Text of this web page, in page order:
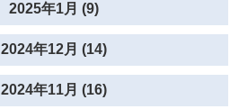
2025年1月 (9)
2024年12月 (14)
2024年11月 (16)